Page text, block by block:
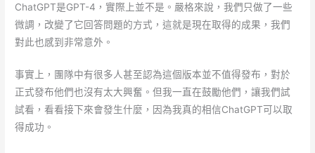
ChatGPT是GPT-4，實際上並不是。嚴格來說，我們只做了一些
微調，改變了它回答問題的方式，這就是現在取得的成果，我們
對此也感到非常意外。
事實上，團隊中有很多人甚至認為這個版本並不值得發布，對於
正式發布他們也沒有太大興奮。但我一直在鼓勵他們，讓我們試
試看，看看接下來會發生什麼，因為我真的相信ChatGPT可以取
得成功。